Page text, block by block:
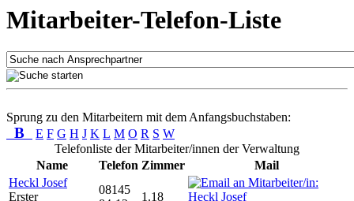
Mitarbeiter-Telefon-Liste
Sprung zu den Mitarbeitern mit dem Anfangsbuchstaben:
B E F G H J K L M O R S W
Telefonliste der Mitarbeiter/innen der Verwaltung
Name
Telefon Zimmer
Mail
Heckl Josef
Erster
08145
1.18